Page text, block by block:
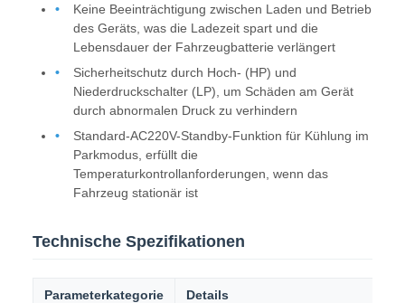
Keine Beeinträchtigung zwischen Laden und Betrieb
des Geräts, was die Ladezeit spart und die
Lebensdauer der Fahrzeugbatterie verlängert
Sicherheitschutz durch Hoch- (HP) und
Niederdruckschalter (LP), um Schäden am Gerät
durch abnormalen Druck zu verhindern
Standard-AC220V-Standby-Funktion für Kühlung im
Parkmodus, erfüllt die
Temperaturkontrollanforderungen, wenn das
Fahrzeug stationär ist
Technische Spezifikationen
Parameterkategorie Details